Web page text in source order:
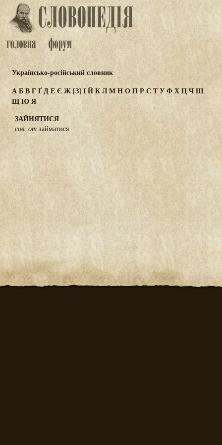
Українсько-російський словник
АБВГҐДЕЄ Ж[З] ІЙКЛМНОПР С ТУФХЦЧШ
ЩЮ Я
ЗАЙНЯТИСЯ
сов. от займатися